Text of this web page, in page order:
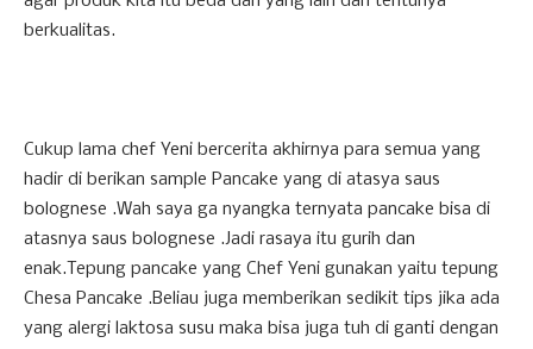
berkualitas.
Cukup lama chef Yeni bercerita akhirnya para semua yang
hadir di berikan sample Pancake yang di atasya saus
bolognese .Wah saya ga nyangka ternyata pancake bisa di
atasnya saus bolognese .Jadi rasaya itu gurih dan
enak.Tepung pancake yang Chef Yeni gunakan yaitu tepung
Chesa Pancake .Beliau juga memberikan sedikit tips jika ada
yang alergi laktosa susu maka bisa juga tuh di ganti dengan